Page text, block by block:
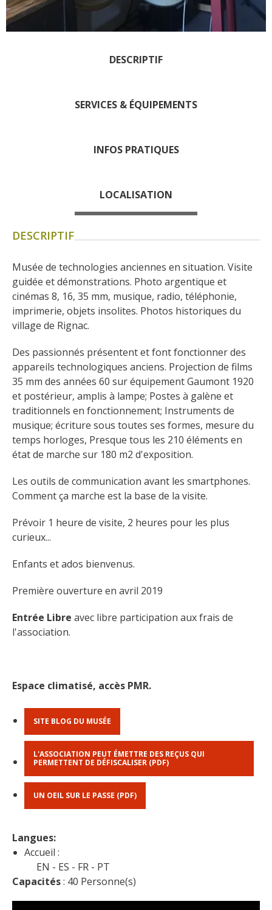
Les visites accompagnées
L'espace Georges Rouquier
Nos Campagnes Autrefois à
La gastronomie
Nos producteurs
Flâner à moins de
cent kilomètres
Les Plus Beaux Villages de
Les villages de caractère
Le Pays des Bastides du
Rouergue
Les Villes et Pays d'art et
d'histoire
De la vallée du Lot au pays
Decazeville-Aubin
l'UNESCO
DESCRIPTIF
SERVICES & ÉQUIPEMENTS
INFOS PRATIQUES
LOCALISATION
DESCRIPTIF
Musée de technologies anciennes en situation. Visite
guidée et démonstrations. Photo argentique et
cinémas 8, 16, 35 mm, musique, radio, téléphonie,
imprimerie, objets insolites. Photos historiques du
village de Rignac.
Des passionnés présentent et font fonctionner des
appareils technologiques anciens. Projection de films
35 mm des années 60 sur équipement Gaumont 1920
et postérieur, amplis à lampe; Postes à galène et
traditionnels en fonctionnement; Instruments de
musique; écriture sous toutes ses formes, mesure du
temps horloges, Presque tous les 210 éléments en
état de marche sur 180 m2 d'exposition.
Les outils de communication avant les smartphones.
Comment ça marche est la base de la visite.
Prévoir 1 heure de visite, 2 heures pour les plus
curieux...
Enfants et ados bienvenus.
Première ouverture en avril 2019
Entrée Libre avec libre participation aux frais de
l'association.
Espace climatisé, accès PMR.
SITE BLOG DU MUSÉE
L'ASSOCIATION PEUT ÉMETTRE DES REÇUS QUI
PERMETTENT DE DÉFISCALISER (PDF)
UN OEIL SUR LE PASSE (PDF)
Langues:
Accueil :
EN
ES FR
PT
Capacités : 40 Personne(s)